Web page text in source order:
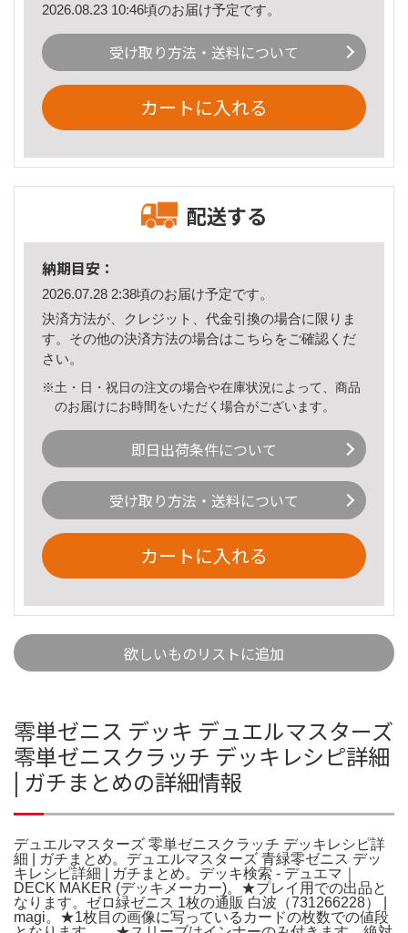
2026.08.23 10:46頃のお届け予定です。
受け取り方法・送料について
カートに入れる
配送する
納期目安：
2026.07.28 2:38頃のお届け予定です。
決済方法が、クレジット、代金引換の場合に限りま
す。その他の決済方法の場合はこちら をご確認くだ
さい。
※土・日・祝日の注文の場合や在庫状況によって、商品
のお届けにお時間をいただく場合がございます。
即日出荷条件について
受け取り方法・送料について
カートに入れる
欲しいものリストに追加
零単ゼニス デッキ デュエルマスターズ
零単ゼニスクラッチ デッキレシピ詳細
| ガチまとめの詳細情報
デュエルマスターズ 零単ゼニスクラッチ デッキレシピ詳
細 | ガチまとめ。デュエルマスターズ 青緑零ゼニス デッ
キレシピ詳細 | ガチまとめ。デッキ検索 - デュエマ｜
DECK MAKER (デッキメーカー)。★プレイ用での出品と
なります。ゼロ緑ゼニス 1枚の通販 白波（731266228） |
magi。★1枚目の画像に写っているカードの枚数での値段